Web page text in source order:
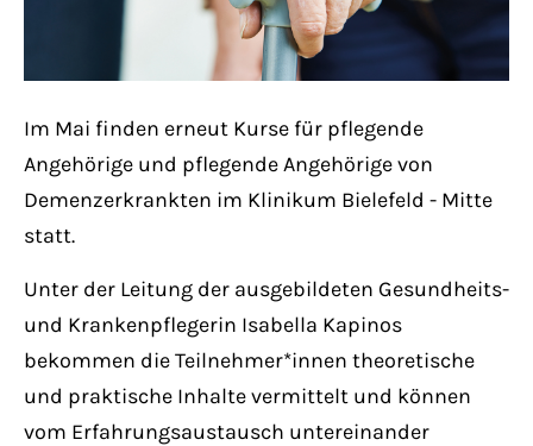
Cybersteel Inc.
376-293 City Road, Suite 600
San Francisco, CA 94102
Have any questions?
+44 1234 567 890
info@yourdomain.com
About us
Lorem ipsum dolor sit amet, consectetuer
Im Mai finden erneut Kurse für pflegende
Angehörige und pflegende Angehörige von
Demenzerkrankten im Klinikum Bielefeld - Mitte
statt.
Unter der Leitung der ausgebildeten Gesundheits-
und Krankenpflegerin Isabella Kapinos
bekommen die Teilnehmer*innen theoretische
und praktische Inhalte vermittelt und können
vom Erfahrungsaustausch untereinander